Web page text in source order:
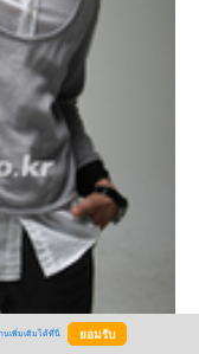
นเพิ่มเติมได้ที่นี่